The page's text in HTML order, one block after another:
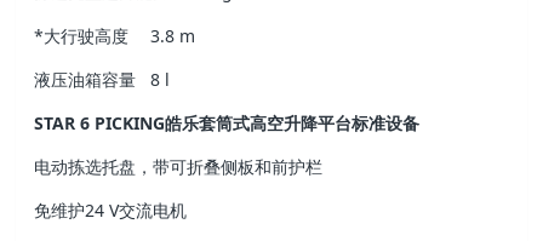
*大行驶高度
3.8 m
液压油箱容量
8 l
STAR 6 PICKING皓乐套筒式高空升降平台标准设备
电动拣选托盘，带可折叠侧板和前护栏
免维护24 V交流电机